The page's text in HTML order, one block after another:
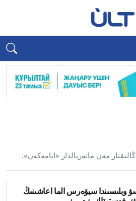
مەن ماتەريالدار «اتامەكەن».
وبلىسىندا سيۆەرس الما اعاشىنىڭ